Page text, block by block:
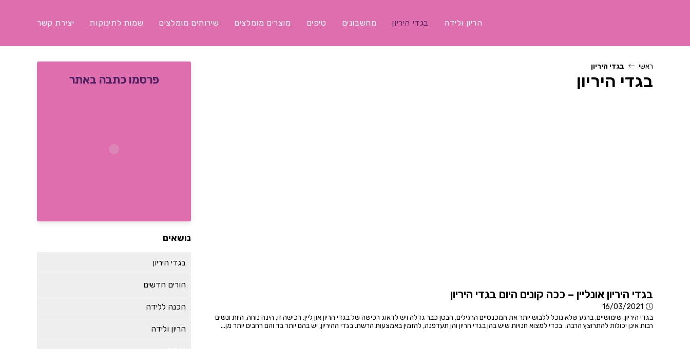
הריון ולידה בגדי היריון מחשבונים טיפים מוצרים מומלצים שירותים מומלצים שמות לתינוקות יצירת קשר
ראשי בגדי היריון
בגדי היריון
בגדי היריון אונליין – ככה קונים היום בגדי היריון
16/03/2021
בגדי היריון, שימושיים, ברגע שלא נוכל ללבוש יותר את המכנסיים הרגילים, הבטן כבר גדלה ויש לדאוג רכישה של בגדי הריון און ליין. רכישה זו, הינה נוחה, היות ונשים
רבות אינן יכולות להתרוצץ הרבה. בכדי למצוא חנויות שיש בהן בגדי הריון והן תעדפנה, להזמין באמצעות הרשת. בגדי ההיריון, יש בהם יותר בד והם רחבים יותר מן...
פרסמו כתבה באתר
נושאים
בגדי היריון
הורים חדשים
הכנה ללידה
הריון ולידה